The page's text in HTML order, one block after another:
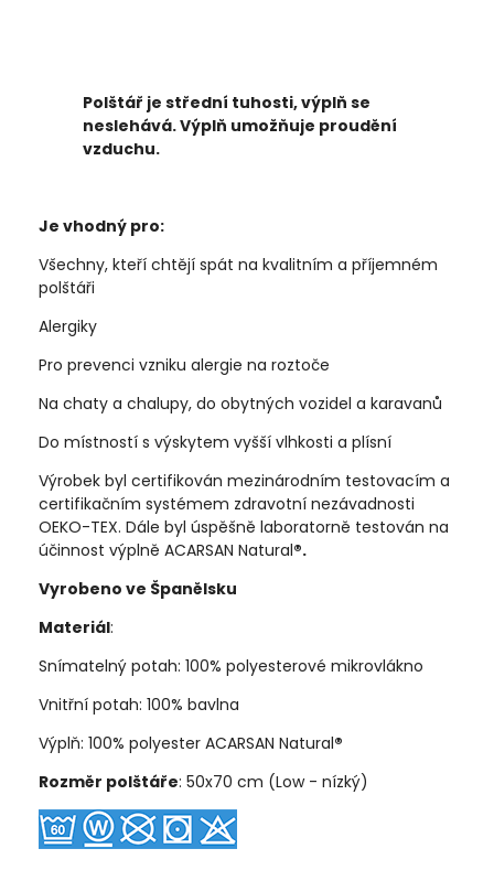
Polštář je střední tuhosti, výplň se
neslehává. Výplň umožňuje proudění
vzduchu.
Je vhodný pro:
Všechny, kteří chtějí spát na kvalitním a příjemném
polštáři
Alergiky
Pro prevenci vzniku alergie na roztoče
Na chaty a chalupy, do obytných vozidel a karavanů
Do místností s výskytem vyšší vlhkosti a plísní
Výrobek byl certifikován mezinárodním testovacím a
certifikačním systémem zdravotní nezávadnosti
OEKO-TEX. Dále byl úspěšně laboratorně testován na
účinnost výplně ACARSAN Natural®.
Vyrobeno ve Španělsku
Materiál:
Snímatelný potah: 100% polyesterové mikrovlákno
Vnitřní potah: 100% bavlna
Výplň: 100% polyester ACARSAN Natural®
Rozměr polštáře: 50x70 cm (Low - nízký)